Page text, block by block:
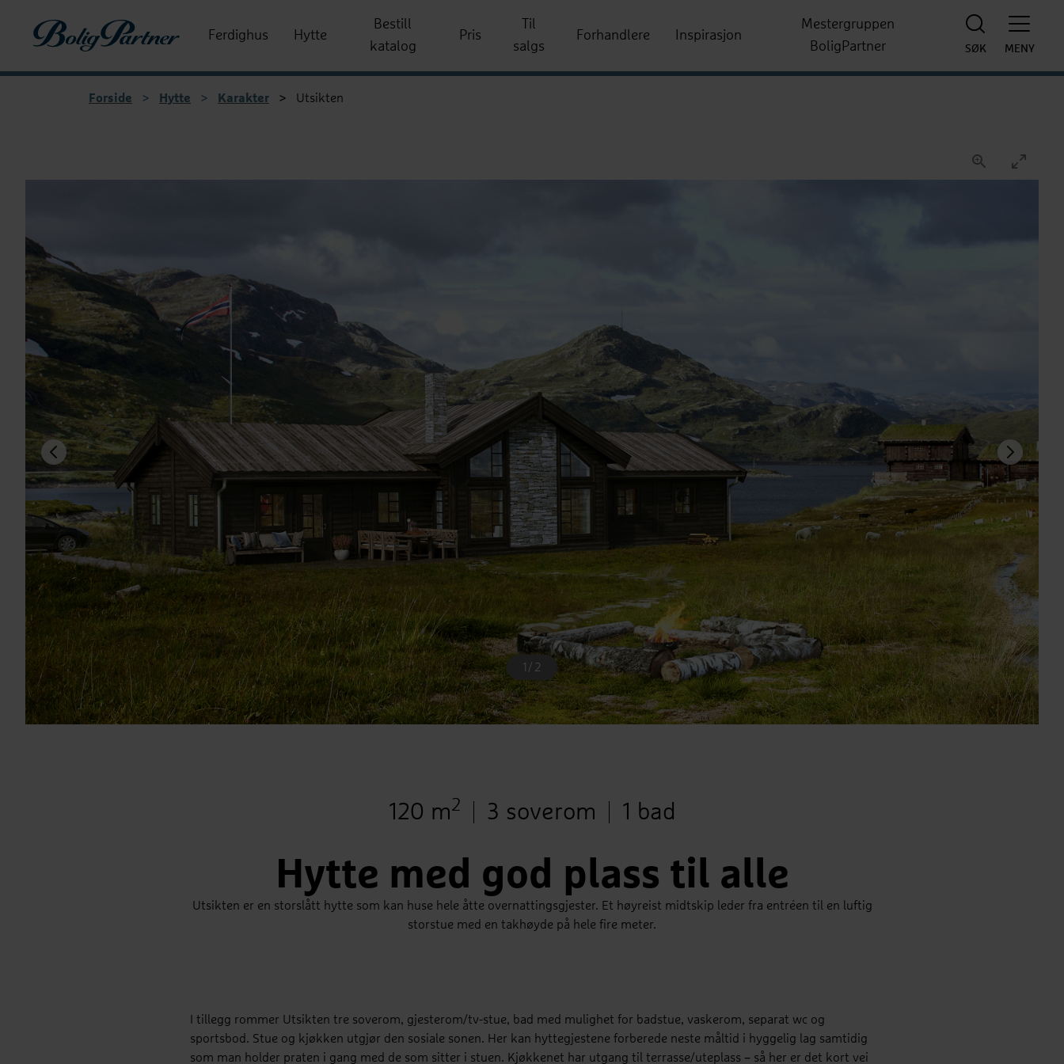
Boligpartner Ferdighus Hytte
Bestill
katalog
Pris
Til
salgs
Forhandlere Inspirasjon
Mestergruppen
BoligPartner
SØK MENY
Forside > Hytte > Karakter > Utsikten
1 / 2
Bruksareal
120 m2 Antall soverom
3 soverom Antall bad
1 bad
Hytte med god plass til alle
Utsikten er en storslått hytte som kan huse hele åtte overnattingsgjester. Et høyreist midtskip leder fra entréen til en luftig
storstue med en takhøyde på hele fire meter.
I tillegg rommer Utsikten tre soverom, gjesterom/tv-stue, bad med mulighet for badstue, vaskerom, separat wc og
sportsbod. Stue og kjøkken utgjør den sosiale sonen. Her kan hyttegjestene forberede neste måltid i hyggelig lag samtidig
som man holder praten i gang med de som sitter i stuen. Kjøkkenet har utgang til terrasse/uteplass – så her er det kort vei